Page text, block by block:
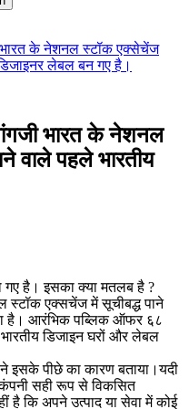
भारत के नेशनल स्टॉक एक्सेचेंज
लेबल बन गए है।
भारत के नेशनल
वाले पहले भारतीय
गए है। इसका क्या मतलब है ?
स्टॉक एक्सचेंज में सूचीबद्ध पाने
है। आरंभिक पब्लिक ऑफर ६८
डिजाइन घरों और लेबल
इसके पीछे का कारण बताया।यदी
सही रूप से विकसित
है कि अपने उत्पाद या सेवा में कोई